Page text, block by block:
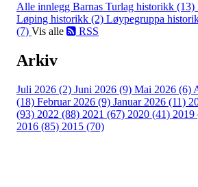
Alle innlegg Barnas Turlag historikk (13)
Løping historikk (2) Løypegruppa
(7) Vis alle RSS
Arkiv
Juli 2026 (2) Juni 2026 (9) Mai 2026 (6)
(18) Februar 2026 (9) Januar 2026 (11)
(93) 2022 (88) 2021 (67) 2020 (41) 2019
2016 (85) 2015 (70)